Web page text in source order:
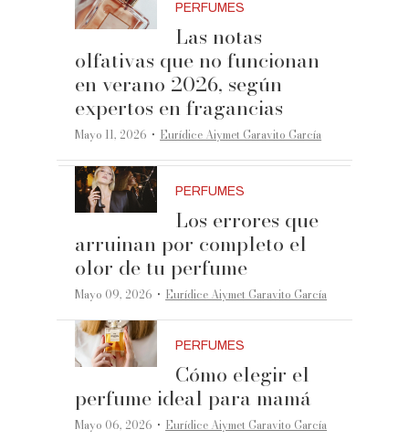
PERFUMES
Las notas
olfativas que no funcionan
en verano 2026, según
expertos en fragancias
Mayo 11, 2026 ·Eurídice Aiymet Garavito García
PERFUMES
Los errores que
arruinan por completo el
olor de tu perfume
Mayo 09, 2026 ·Eurídice Aiymet Garavito García
PERFUMES
Cómo elegir el
perfume ideal para mamá
Mayo 06, 2026 ·Eurídice Aiymet Garavito García